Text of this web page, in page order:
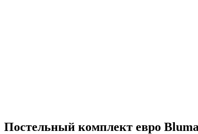
Постельный комплект евро